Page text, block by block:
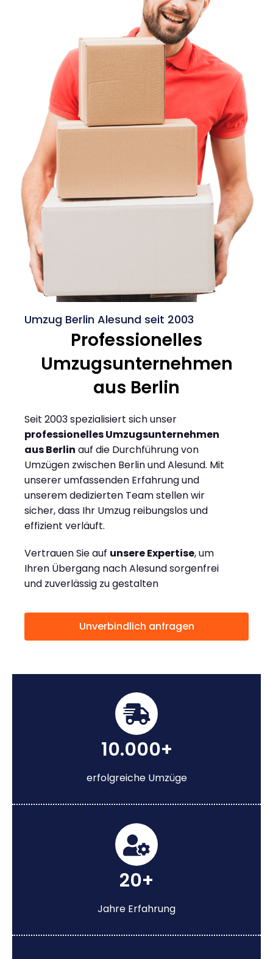
Umzug Berlin Alesund seit 2003
Professionelles
Umzugsunternehmen
aus Berlin
Seit 2003 spezialisiert sich unser
professionelles Umzugsunternehmen
aus Berlin auf die Durchführung von
Umzügen zwischen Berlin und Alesund. Mit
unserer umfassenden Erfahrung und
unserem dedizierten Team stellen wir
sicher, dass Ihr Umzug reibungslos und
effizient verläuft.
Vertrauen Sie auf unsere Expertise, um
Ihren Übergang nach Alesund sorgenfrei
und zuverlässig zu gestalten
Unverbindlich anfragen
10.000+
erfolgreiche Umzüge
20+
Jahre Erfahrung